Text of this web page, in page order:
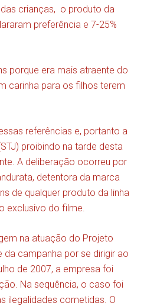
crianças, o produto da
preferência e 7-25%
porque era mais atraente do
carinha para os filhos terem
referências e, portanto a
proibindo na tarde desta
A deliberação ocorreu por
detentora da marca
de qualquer produto da linha
exclusivo do filme.
na atuação do Projeto
da campanha por se dirigir ao
de 2007, a empresa foi
Na sequência, o caso foi
ilegalidades cometidas. O